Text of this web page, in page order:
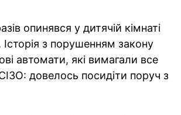
опинявся у дитячій кімнаті
з порушенням закону
автомати, які вимагали все
довелось посидіти поруч з